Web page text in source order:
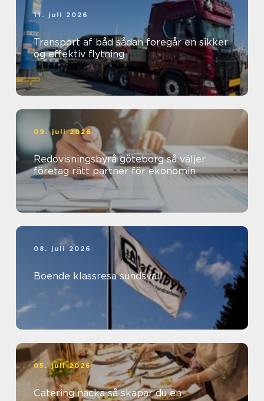
11. juli 2026
Transport af båd sådan foregår en sikker
og effektiv flytning
09. juli 2026
Redovisningsbyrå göteborg så väljer
företag rätt partner för ekonomin
08. juli 2026
Boende klassresa sundsvall
05. juli 2026
Catering nacka så skapar du en